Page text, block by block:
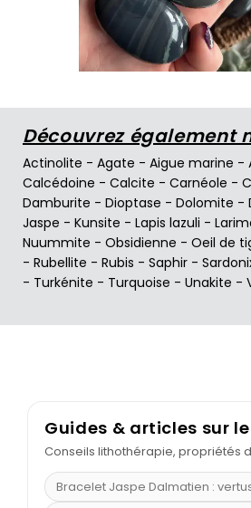
Découvrez également
Actinolite - Agate - Aigue marine -
Calcédoine - Calcite - Carnéole -
Damburite - Dioptase - Dolomite -
Jaspe - Kunsite - Lapis lazuli -
Nuummite - Obsidienne - Oeil de
- Rubellite - Rubis - Saphir -
- Turkénite - Turquoise - Unakite -
Guides & articles sur
Conseils lithothérapie, propriétés
Bracelet Jaspe Dalmatien :